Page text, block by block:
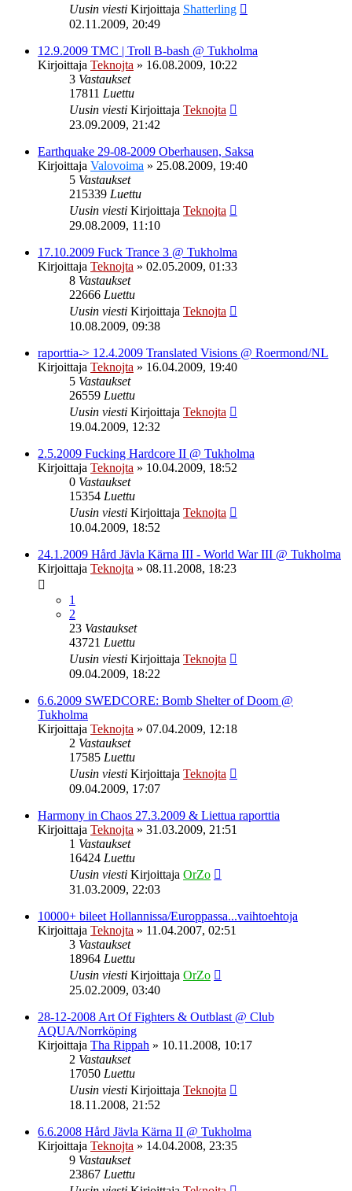
Uusin viesti Kirjoittaja Shatterling
02.11.2009, 20:49
12.9.2009 TMC | Troll B-bash @ Tukholma
Kirjoittaja Teknojta » 16.08.2009, 10:22
3 Vastaukset
17811 Luettu
Uusin viesti Kirjoittaja Teknojta
23.09.2009, 21:42
Earthquake 29-08-2009 Oberhausen, Saksa
Kirjoittaja Valovoima » 25.08.2009, 19:40
5 Vastaukset
215339 Luettu
Uusin viesti Kirjoittaja Teknojta
29.08.2009, 11:10
17.10.2009 Fuck Trance 3 @ Tukholma
Kirjoittaja Teknojta » 02.05.2009, 01:33
8 Vastaukset
22666 Luettu
Uusin viesti Kirjoittaja Teknojta
10.08.2009, 09:38
raporttia-> 12.4.2009 Translated Visions @ Roermond/NL
Kirjoittaja Teknojta » 16.04.2009, 19:40
5 Vastaukset
26559 Luettu
Uusin viesti Kirjoittaja Teknojta
19.04.2009, 12:32
2.5.2009 Fucking Hardcore II @ Tukholma
Kirjoittaja Teknojta » 10.04.2009, 18:52
0 Vastaukset
15354 Luettu
Uusin viesti Kirjoittaja Teknojta
10.04.2009, 18:52
24.1.2009 Hård Jävla Kärna III - World War III @ Tukholma
Kirjoittaja Teknojta » 08.11.2008, 18:23
1
2
23 Vastaukset
43721 Luettu
Uusin viesti Kirjoittaja Teknojta
09.04.2009, 18:22
6.6.2009 SWEDCORE: Bomb Shelter of Doom @
Tukholma
Kirjoittaja Teknojta » 07.04.2009, 12:18
2 Vastaukset
17585 Luettu
Uusin viesti Kirjoittaja Teknojta
09.04.2009, 17:07
Harmony in Chaos 27.3.2009 & Liettua raporttia
Kirjoittaja Teknojta » 31.03.2009, 21:51
1 Vastaukset
16424 Luettu
Uusin viesti Kirjoittaja OrZo
31.03.2009, 22:03
10000+ bileet Hollannissa/Europpassa...vaihtoehtoja
Kirjoittaja Teknojta » 11.04.2007, 02:51
3 Vastaukset
18964 Luettu
Uusin viesti Kirjoittaja OrZo
25.02.2009, 03:40
28-12-2008 Art Of Fighters & Outblast @ Club
AQUA/Norrköping
Kirjoittaja Tha Rippah » 10.11.2008, 10:17
2 Vastaukset
17050 Luettu
Uusin viesti Kirjoittaja Teknojta
18.11.2008, 21:52
6.6.2008 Hård Jävla Kärna II @ Tukholma
Kirjoittaja Teknojta » 14.04.2008, 23:35
9 Vastaukset
23867 Luettu